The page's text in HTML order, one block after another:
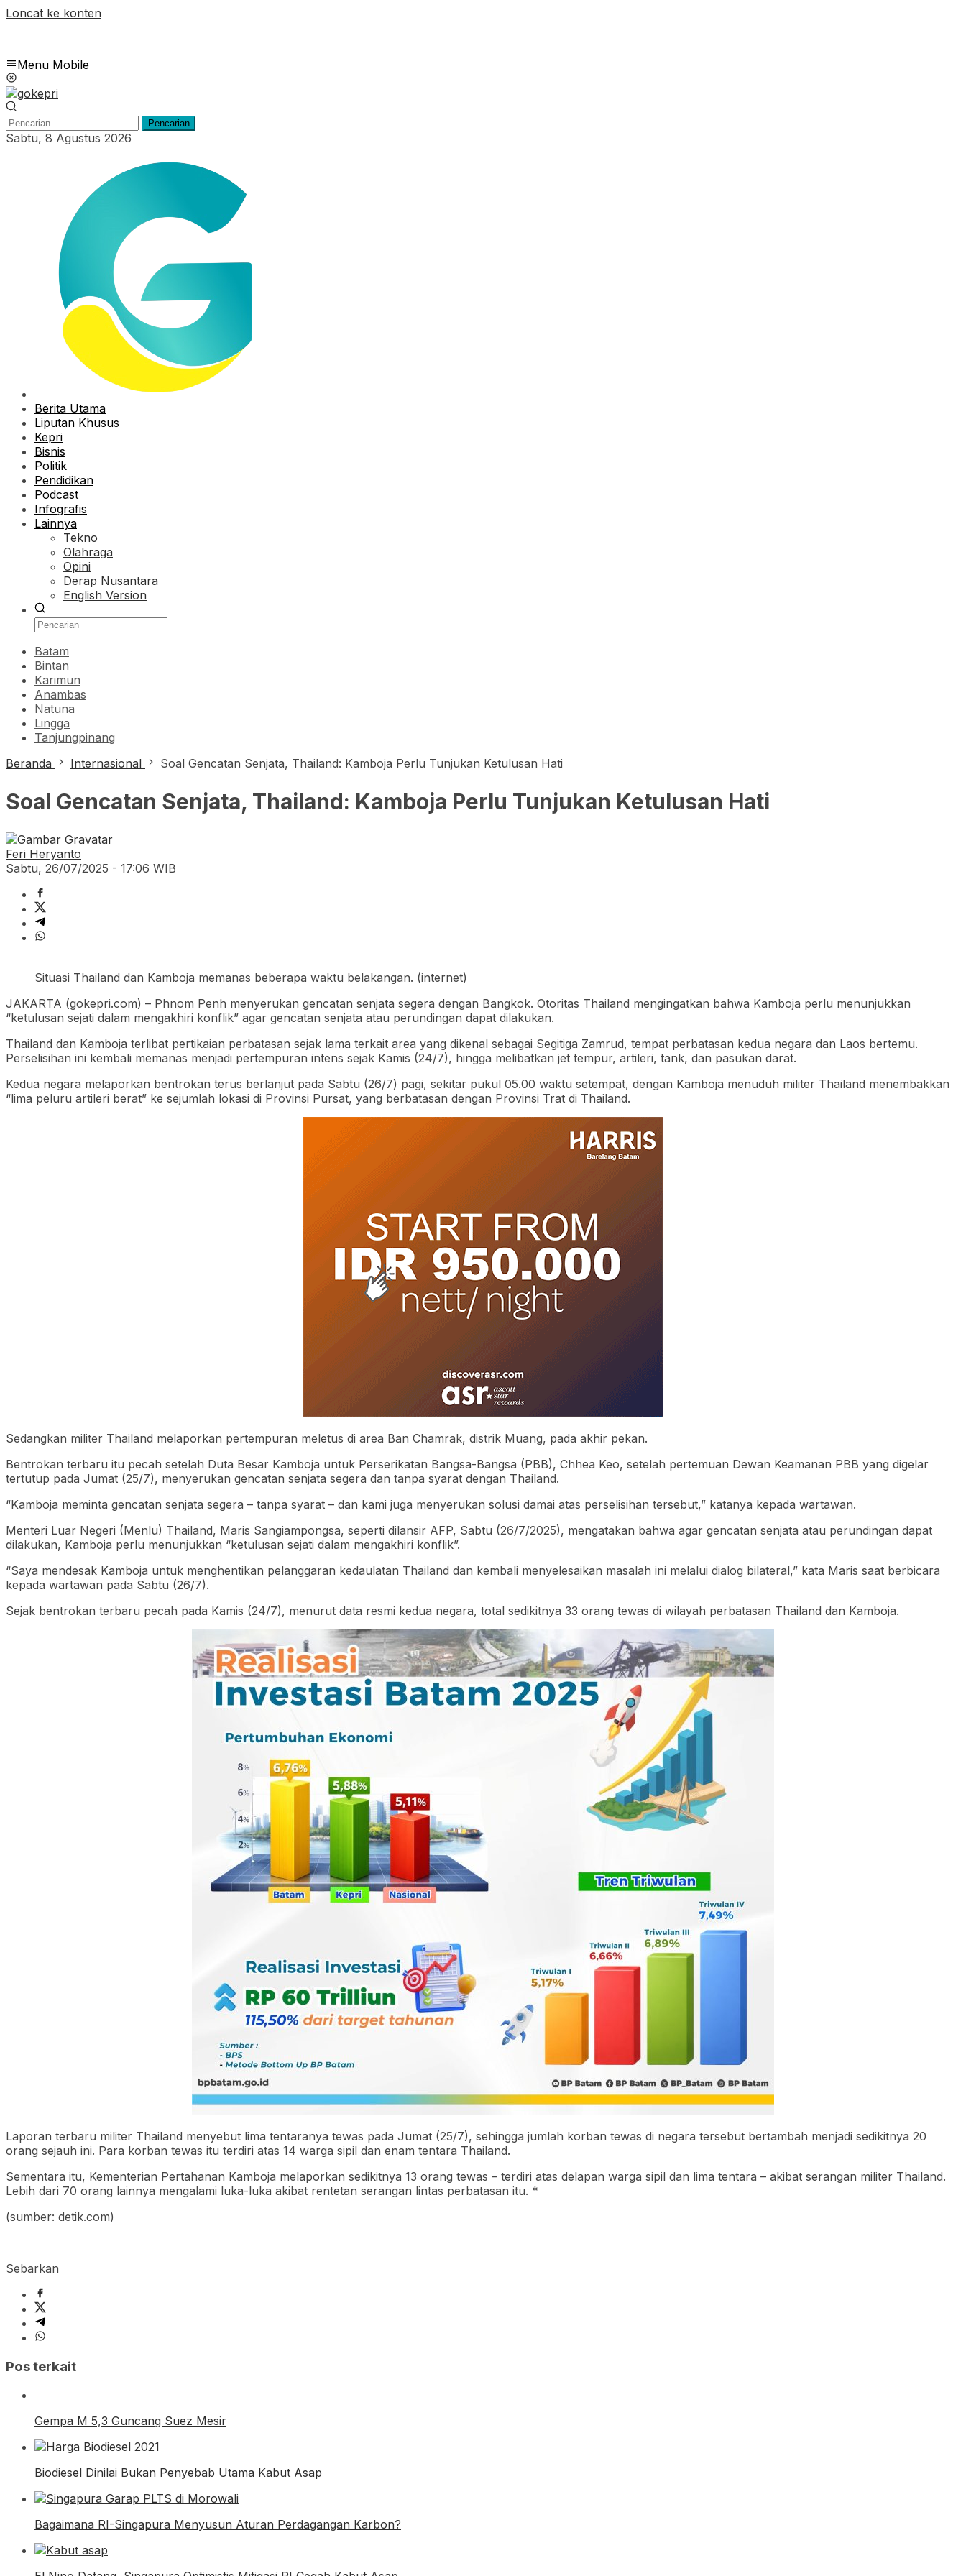
Loncat ke konten
Menu Mobile
Pencarian
Sabtu, 8 Agustus 2026
Berita Utama
Liputan Khusus
Kepri
Bisnis
Politik
Pendidikan
Podcast
Infografis
Lainnya
Tekno
Olahraga
Opini
Derap Nusantara
English Version
Batam
Bintan
Karimun
Anambas
Natuna
Lingga
Tanjungpinang
Beranda
Internasional Soal Gencatan Senjata, Thailand: Kamboja Perlu Tunjukan Ketulusan Hati
Soal Gencatan Senjata, Thailand: Kamboja Perlu Tunjukan Ketulusan Hati
Feri Heryanto
Sabtu, 26/07/2025 - 17:06 WIB
Situasi Thailand dan Kamboja memanas beberapa waktu belakangan. (internet)
JAKARTA (gokepri.com) – Phnom Penh menyerukan gencatan senjata segera dengan Bangkok. Otoritas Thailand mengingatkan bahwa Kamboja perlu menunjukkan
“ketulusan sejati dalam mengakhiri konflik” agar gencatan senjata atau perundingan dapat dilakukan.
Thailand dan Kamboja terlibat pertikaian perbatasan sejak lama terkait area yang dikenal sebagai Segitiga Zamrud, tempat perbatasan kedua negara dan Laos bertemu.
Perselisihan ini kembali memanas menjadi pertempuran intens sejak Kamis (24/7), hingga melibatkan jet tempur, artileri, tank, dan pasukan darat.
Kedua negara melaporkan bentrokan terus berlanjut pada Sabtu (26/7) pagi, sekitar pukul 05.00 waktu setempat, dengan Kamboja menuduh militer Thailand menembakkan
“lima peluru artileri berat” ke sejumlah lokasi di Provinsi Pursat, yang berbatasan dengan Provinsi Trat di Thailand.
Sedangkan militer Thailand melaporkan pertempuran meletus di area Ban Chamrak, distrik Muang, pada akhir pekan.
Bentrokan terbaru itu pecah setelah Duta Besar Kamboja untuk Perserikatan Bangsa-Bangsa (PBB), Chhea Keo, setelah pertemuan Dewan Keamanan PBB yang digelar
tertutup pada Jumat (25/7), menyerukan gencatan senjata segera dan tanpa syarat dengan Thailand.
“Kamboja meminta gencatan senjata segera – tanpa syarat – dan kami juga menyerukan solusi damai atas perselisihan tersebut,” katanya kepada wartawan.
Menteri Luar Negeri (Menlu) Thailand, Maris Sangiampongsa, seperti dilansir AFP, Sabtu (26/7/2025), mengatakan bahwa agar gencatan senjata atau perundingan dapat
dilakukan, Kamboja perlu menunjukkan “ketulusan sejati dalam mengakhiri konflik”.
“Saya mendesak Kamboja untuk menghentikan pelanggaran kedaulatan Thailand dan kembali menyelesaikan masalah ini melalui dialog bilateral,” kata Maris saat berbicara
kepada wartawan pada Sabtu (26/7).
Sejak bentrokan terbaru pecah pada Kamis (24/7), menurut data resmi kedua negara, total sedikitnya 33 orang tewas di wilayah perbatasan Thailand dan Kamboja.
Laporan terbaru militer Thailand menyebut lima tentaranya tewas pada Jumat (25/7), sehingga jumlah korban tewas di negara tersebut bertambah menjadi sedikitnya 20
orang sejauh ini. Para korban tewas itu terdiri atas 14 warga sipil dan enam tentara Thailand.
Sementara itu, Kementerian Pertahanan Kamboja melaporkan sedikitnya 13 orang tewas – terdiri atas delapan warga sipil dan lima tentara – akibat serangan militer Thailand.
Lebih dari 70 orang lainnya mengalami luka-luka akibat rentetan serangan lintas perbatasan itu. *
(sumber: detik.com)
Sebarkan
Pos terkait
Gempa M 5,3 Guncang Suez Mesir
Biodiesel Dinilai Bukan Penyebab Utama Kabut Asap
Bagaimana RI-Singapura Menyusun Aturan Perdagangan Karbon?